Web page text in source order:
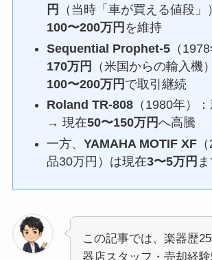
円
（当時「車が買える値段
100〜200万円 を維持
Sequential Prophet-5 （
170万円
（米国からの輸入機
100〜200万円 で取引継続
Roland TR-808 （1980年）
→ 現在50〜150万円へ高騰
一方、YAMAHA MOTIF XF
品30万円）は現在3〜5万円
この記事では、楽器歴
器店スタッフ・売却経